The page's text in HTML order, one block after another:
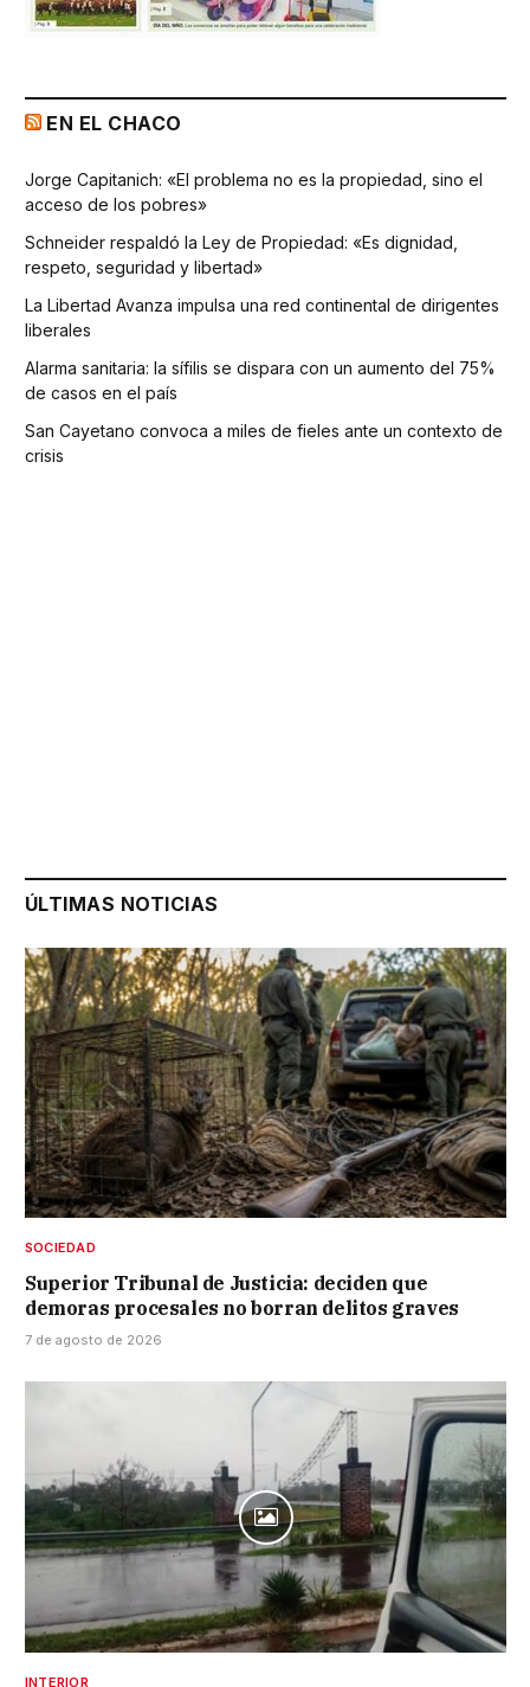
EN EL CHACO
Jorge Capitanich: «El problema no es la propiedad, sino el
acceso de los pobres»
Schneider respaldó la Ley de Propiedad: «Es dignidad,
respeto, seguridad y libertad»
La Libertad Avanza impulsa una red continental de dirigentes
liberales
Alarma sanitaria: la sífilis se dispara con un aumento del 75%
de casos en el país
San Cayetano convoca a miles de fieles ante un contexto de
crisis
ÚLTIMAS NOTICIAS
SOCIEDAD
Superior Tribunal de Justicia: deciden que
demoras procesales no borran delitos graves
7 de agosto de 2026
INTERIOR